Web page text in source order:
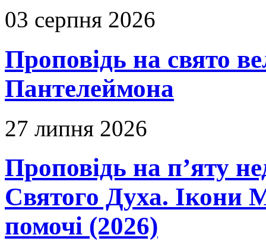
03 серпня 2026
Проповідь на свято
Пантелеймона
27 липня 2026
Проповідь на п’яту
Святого Духа. Ікони
помочі (2026)